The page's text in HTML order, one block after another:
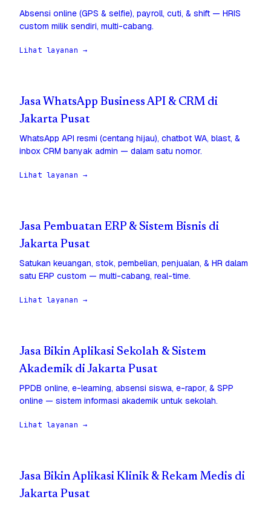
Absensi online (GPS & selfie), payroll, cuti, & shift — HRIS
custom milik sendiri, multi-cabang.
Lihat layanan →
Jasa WhatsApp Business API & CRM di
Jakarta Pusat
WhatsApp API resmi (centang hijau), chatbot WA, blast, &
inbox CRM banyak admin — dalam satu nomor.
Lihat layanan →
Jasa Pembuatan ERP & Sistem Bisnis di
Jakarta Pusat
Satukan keuangan, stok, pembelian, penjualan, & HR dalam
satu ERP custom — multi-cabang, real-time.
Lihat layanan →
Jasa Bikin Aplikasi Sekolah & Sistem
Akademik di Jakarta Pusat
PPDB online, e-learning, absensi siswa, e-rapor, & SPP
online — sistem informasi akademik untuk sekolah.
Lihat layanan →
Jasa Bikin Aplikasi Klinik & Rekam Medis di
Jakarta Pusat